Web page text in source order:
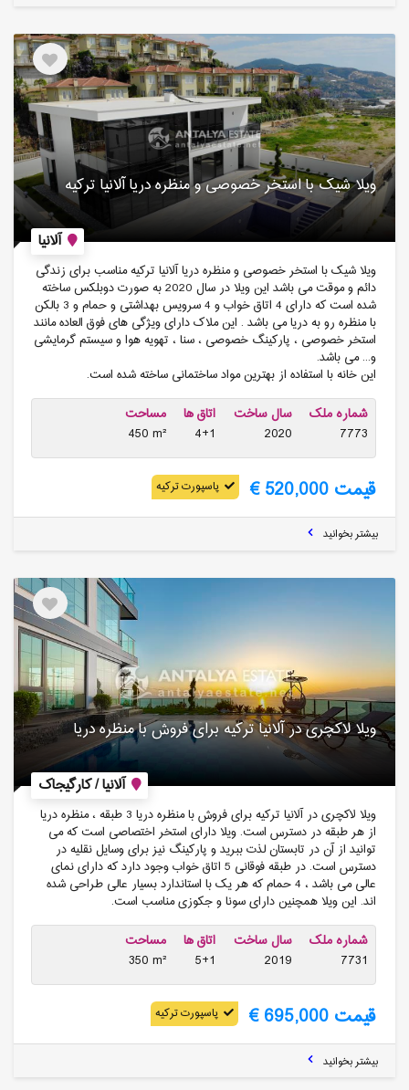
ویلا شیک با استخر خصوصی و منظره دریا آلانیا ترکیه
آلانیا
ویلا شیک با استخر خصوصی و منظره دریا آلانیا ترکیه مناسب برای زندگی
دائم و موقت می باشد این ویلا در سال 2020 به صورت دوبلکس ساخته
شده است که دارای 4 اتاق خواب و 4 سرویس بهداشتی و حمام و 3 بالکن
با منظره رو به دریا می باشد . این ملاک دارای ویژگی های فوق العاده مانند
استخر خصوصی ، پارکینگ خصوصی ، سنا ، تهویه هوا و سیستم گرمایشی
و... می باشد.
این خانه با استفاده از بهترین مواد ساختمانی ساخته شده است.
شماره ملک
7773
سال ساخت
2020
اتاق ها
4+1
مساحت
450 m²
قیمت 520,000 € پاسپورت ترکیه
بیشتر بخوانید
ویلا لاکچری در آلانیا ترکیه برای فروش با منظره دریا
آلانیا / کارگیجاک
ویلا لاکچری در آلانیا ترکیه برای فروش با منظره دریا 3 طبقه ، منظره دریا
از هر طبقه در دسترس است. ویلا دارای استخر اختصاصی است که می
توانید از آن در تابستان لذت ببرید و پارکینگ نیز برای وسایل نقلیه در
دسترس است. در طبقه فوقانی 5 اتاق خواب وجود دارد که دارای نمای
عالی می باشد ، 4 حمام که هر یک با استاندارد بسیار عالی طراحی شده
اند. این ویلا همچنین دارای سونا و جکوزی مناسب است.
شماره ملک
7731
سال ساخت
2019
اتاق ها
5+1
مساحت
350 m²
قیمت 695,000 € پاسپورت ترکیه
بیشتر بخوانید